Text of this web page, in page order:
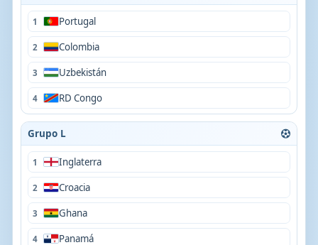
1 Portugal
2 Colombia
3 Uzbekistán
4 RD Congo
Grupo L
1 Inglaterra
2 Croacia
3 Ghana
4 Panamá